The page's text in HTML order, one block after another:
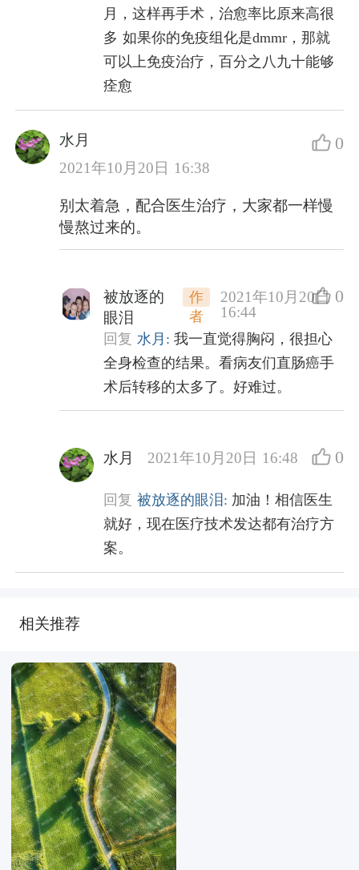
月，这样再手术，治愈率比原来高很
多 如果你的免疫组化是dmmr，那就
可以上免疫治疗，百分之八九十能够
痊愈
水月
2021年10月20日 16:38
0
别太着急，配合医生治疗，大家都一样慢
慢熬过来的。
被放逐的
眼泪
作
者
2021年10月20日
16:44
0
回复 水月: 我一直觉得胸闷，很担心
全身检查的结果。看病友们直肠癌手
术后转移的太多了。好难过。
水月 2021年10月20日 16:48 0
回复 被放逐的眼泪: 加油！相信医生
就好，现在医疗技术发达都有治疗方
案。
相关推荐